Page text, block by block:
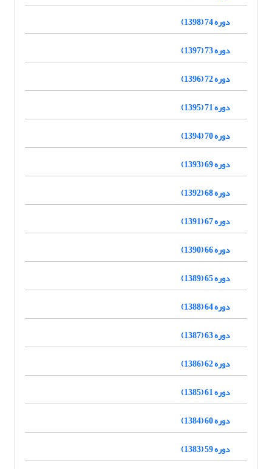
دوره 74 (1398)
دوره 73 (1397)
دوره 72 (1396)
دوره 71 (1395)
دوره 70 (1394)
دوره 69 (1393)
دوره 68 (1392)
دوره 67 (1391)
دوره 66 (1390)
دوره 65 (1389)
دوره 64 (1388)
دوره 63 (1387)
دوره 62 (1386)
دوره 61 (1385)
دوره 60 (1384)
دوره 59 (1383)